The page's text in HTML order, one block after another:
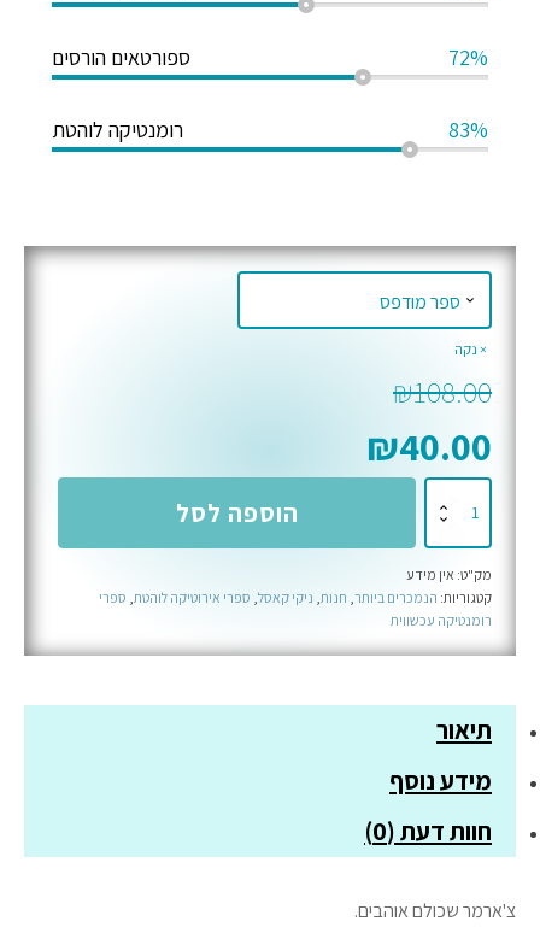
ספורטאים הורסים 72%
רומנטיקה לוהטת 83%
נקה
₪108.00
₪40.00
חבטות
-
ספר
בסדרת
אומנויות
הוספה לסל
מק"ט: אין מידע
קטגוריות: הנמכרים ביותר חנות ניקי קאסל ספרי אירוטיקה לוהטת ספרי
רומנטיקה עכשווית
תיאור
מידע נוסף
חוות דעת (0)
צ'ארמר שכולם אוהבים.